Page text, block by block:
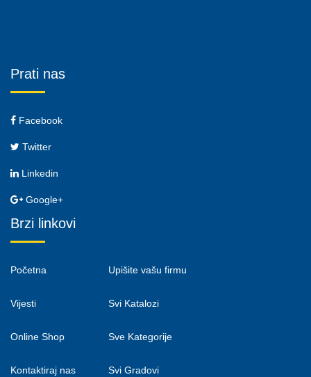
Prati nas
Facebook
Twitter
Linkedin
Google+
Brzi linkovi
Početna
Vijesti
Online Shop
Kontaktiraj nas
Upišite vašu firmu
Svi Katalozi
Sve Kategorije
Svi Gradovi